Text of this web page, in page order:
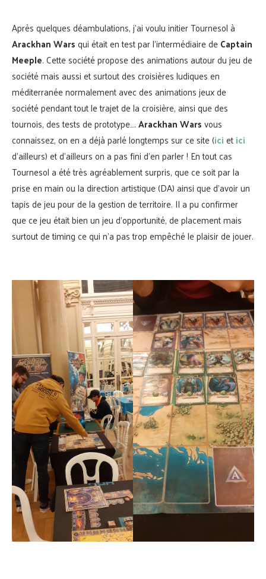
Après quelques déambulations, j’ai voulu initier Tournesol à
Arackhan Warsqui était en test par l’intermédiaire deCaptain
Meeple. Cette société propose des animations autour du jeu de
société mais aussi et surtout des croisières ludiques en
méditerranée normalement avec des animations jeux de
société pendant tout le trajet de la croisière, ainsi que des
tournois, des tests de prototype….Arackhan Warsvous
connaissez, on en a déjà parlé longtemps sur ce site (icietici
d’ailleurs) et d’ailleurs on a pas fini d’en parler ! En tout cas
Tournesol a été très agréablement surpris, que ce soit par la
prise en main ou la direction artistique (DA) ainsi que d’avoir un
tapis de jeu pour de la gestion de territoire. Il a pu confirmer
que ce jeu était bien un jeu d’opportunité, de placement mais
surtout de timing ce qui n’a pas trop empêché le plaisir de jouer.